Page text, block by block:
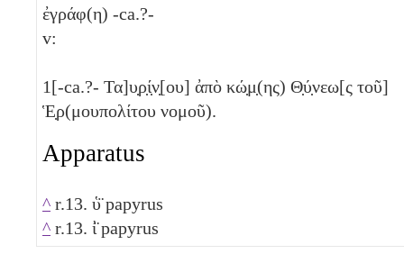
ἐγράφ(η) -ca.?-
v:
1[-ca.?- Τα]υ̣ρ̣ί̣ν̣[ου] ἀπὸ κώ̣μ̣(ης) Θ̣ύ̣νεω[ς τοῦ]
Ἑ̣ρ(μουπολίτου νομοῦ).
Apparatus
^ r.13. ὑ̈ papyrus
^ r.13. ἰ̈ papyrus